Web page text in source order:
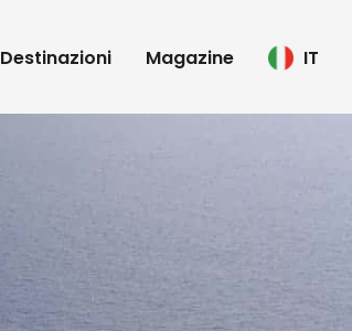
Destinazioni Magazine IT